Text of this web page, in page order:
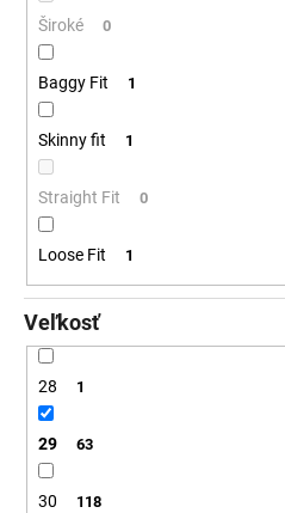
Široké 0
Baggy Fit 1
Skinny fit 1
Straight Fit 0
Loose Fit 1
Veľkosť
28 1
29 63
30 118